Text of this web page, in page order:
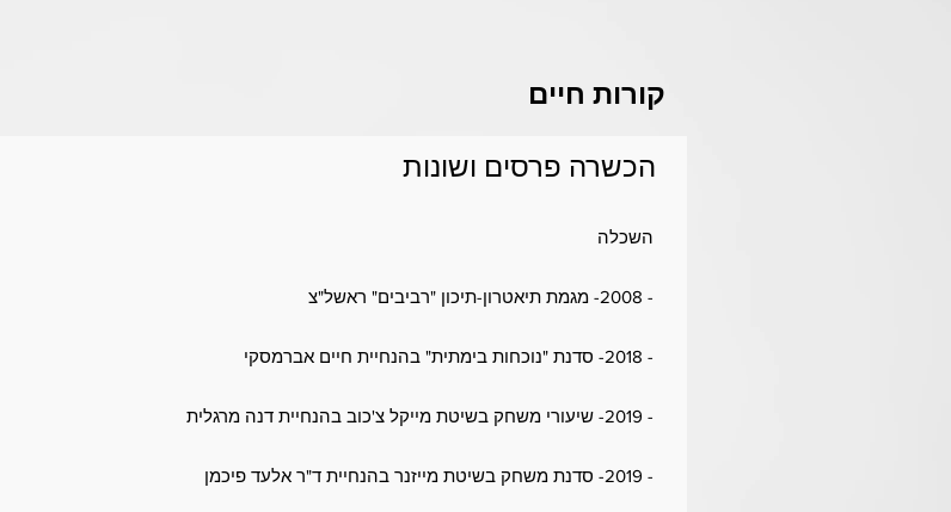
קורות חיים
הכשרה פרסים ושונות
השכלה
- 2008- מגמת תיאטרון-תיכון "רביבים" ראשל"צ
- 2018- סדנת "נוכחות בימתית" בהנחיית חיים אברמסקי
- 2019- שיעורי משחק בשיטת מייקל צ'כוב בהנחיית דנה מרגלית
- 2019- סדנת משחק בשיטת מייזנר בהנחיית ד"ר אלעד פיכמן